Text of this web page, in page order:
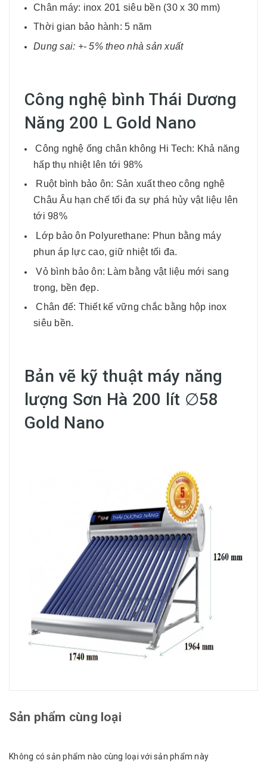
Chân máy: inox 201 siêu bền (30 x 30 mm)
Thời gian bảo hành: 5 năm
Dung sai: +- 5% theo nhà sản xuất
Công nghệ bình Thái Dương
Năng 200 L Gold Nano
Công nghệ ống chân không Hi Tech: Khả năng
hấp thụ nhiệt lên tới 98%
Ruột bình bảo ôn: Sản xuất theo công nghệ
Châu Âu hạn chế tối đa sự phá hủy vật liệu lên
tới 98%
Lớp bảo ôn Polyurethane: Phun bằng máy
phun áp lực cao, giữ nhiệt tối đa.
Vỏ bình bảo ôn: Làm bằng vật liệu mới sang
trọng, bền đẹp.
Chân đế: Thiết kế vững chắc bằng hộp inox
siêu bền.
Bản vẽ kỹ thuật máy năng
lượng Sơn Hà 200 lít ∅58
Gold Nano
Sản phẩm cùng loại
Không có sản phẩm nào cùng loại với sản phẩm này